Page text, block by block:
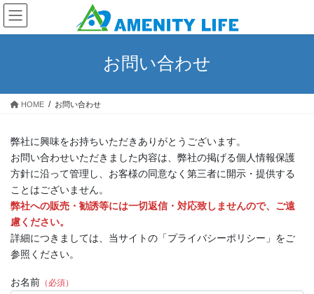
コ
ン
テ
ス
ナ
ビ
ゲ
ン
お問い合わせ
HOME お問い合わせ
弊社に興味をお持ちいただきありがとうございます。
お問い合わせいただきました内容は、弊社の掲げる個人情報保護
方針に沿って管理し、お客様の同意なく第三者に開示・提供する
ことはございません。
弊社への販売・勧誘等には一切返信・対応致しませんので、ご遠
慮ください。
詳細につきましては、当サイトの「プライバシーポリシー」をご
参照ください。
お名前 （必須）